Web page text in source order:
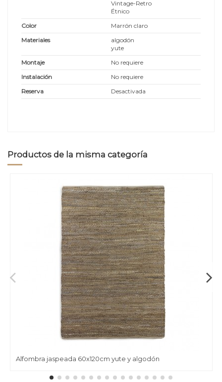
Vintage-Retro
Étnico
Color
Marrón claro
Materiales
algodón
yute
Montaje
No requiere
Instalación
No requiere
Reserva
Desactivada
Productos de la misma categoría
Alfombra jaspeada 60x120cm yute y algodón